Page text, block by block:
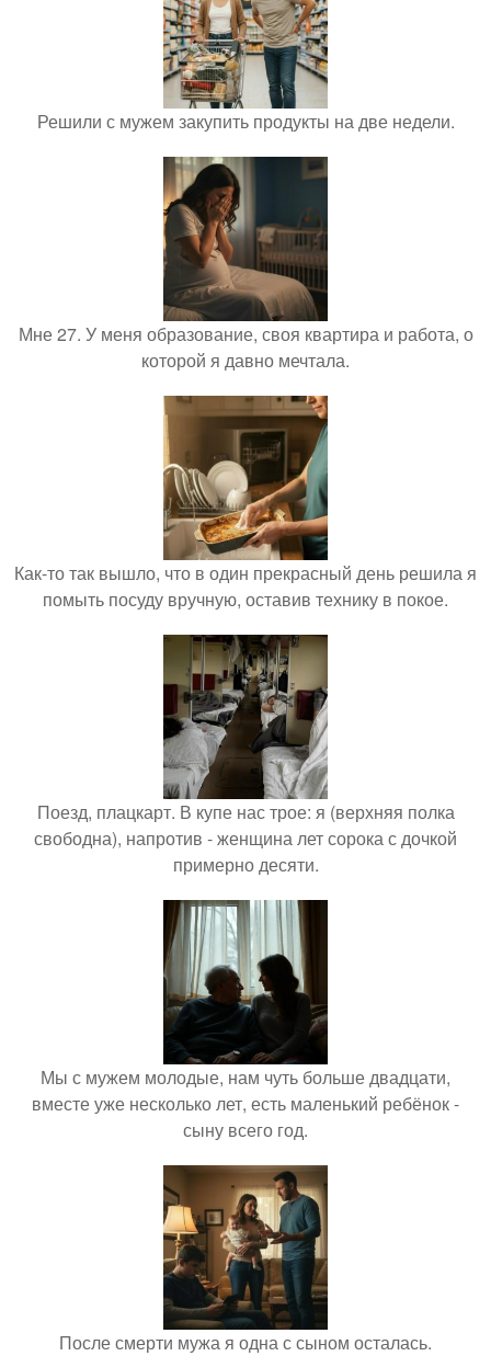
Решили с мужем закупить продукты на две недели.
Мне 27. У меня образование, своя квартира и работа, о
которой я давно мечтала.
Как-то так вышло, что в один прекрасный день решила я
помыть посуду вручную, оставив технику в покое.
Поезд, плацкарт. В купе нас трое: я (верхняя полка
свободна), напротив - женщина лет сорока с дочкой
примерно десяти.
Мы с мужем молодые, нам чуть больше двадцати,
вместе уже несколько лет, есть маленький ребёнок -
сыну всего год.
После смерти мужа я одна с сыном осталась.